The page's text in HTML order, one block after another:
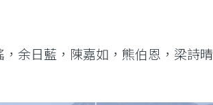
余日藍，陳嘉如，熊伯恩，梁詩